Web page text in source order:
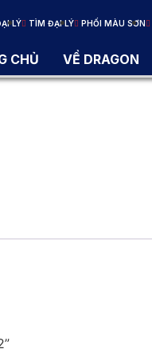
LÝ TÌM ĐẠI LÝ PHỐI MÀU SƠN
CHỦ VỀ DRAGON